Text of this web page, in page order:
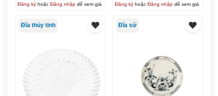
Đăng kýhoặc Đăng nhậpđể xem giá Đăng kýhoặc Đăng nhậpđể xem giá
Đĩa thủy tinh Đĩa sứ